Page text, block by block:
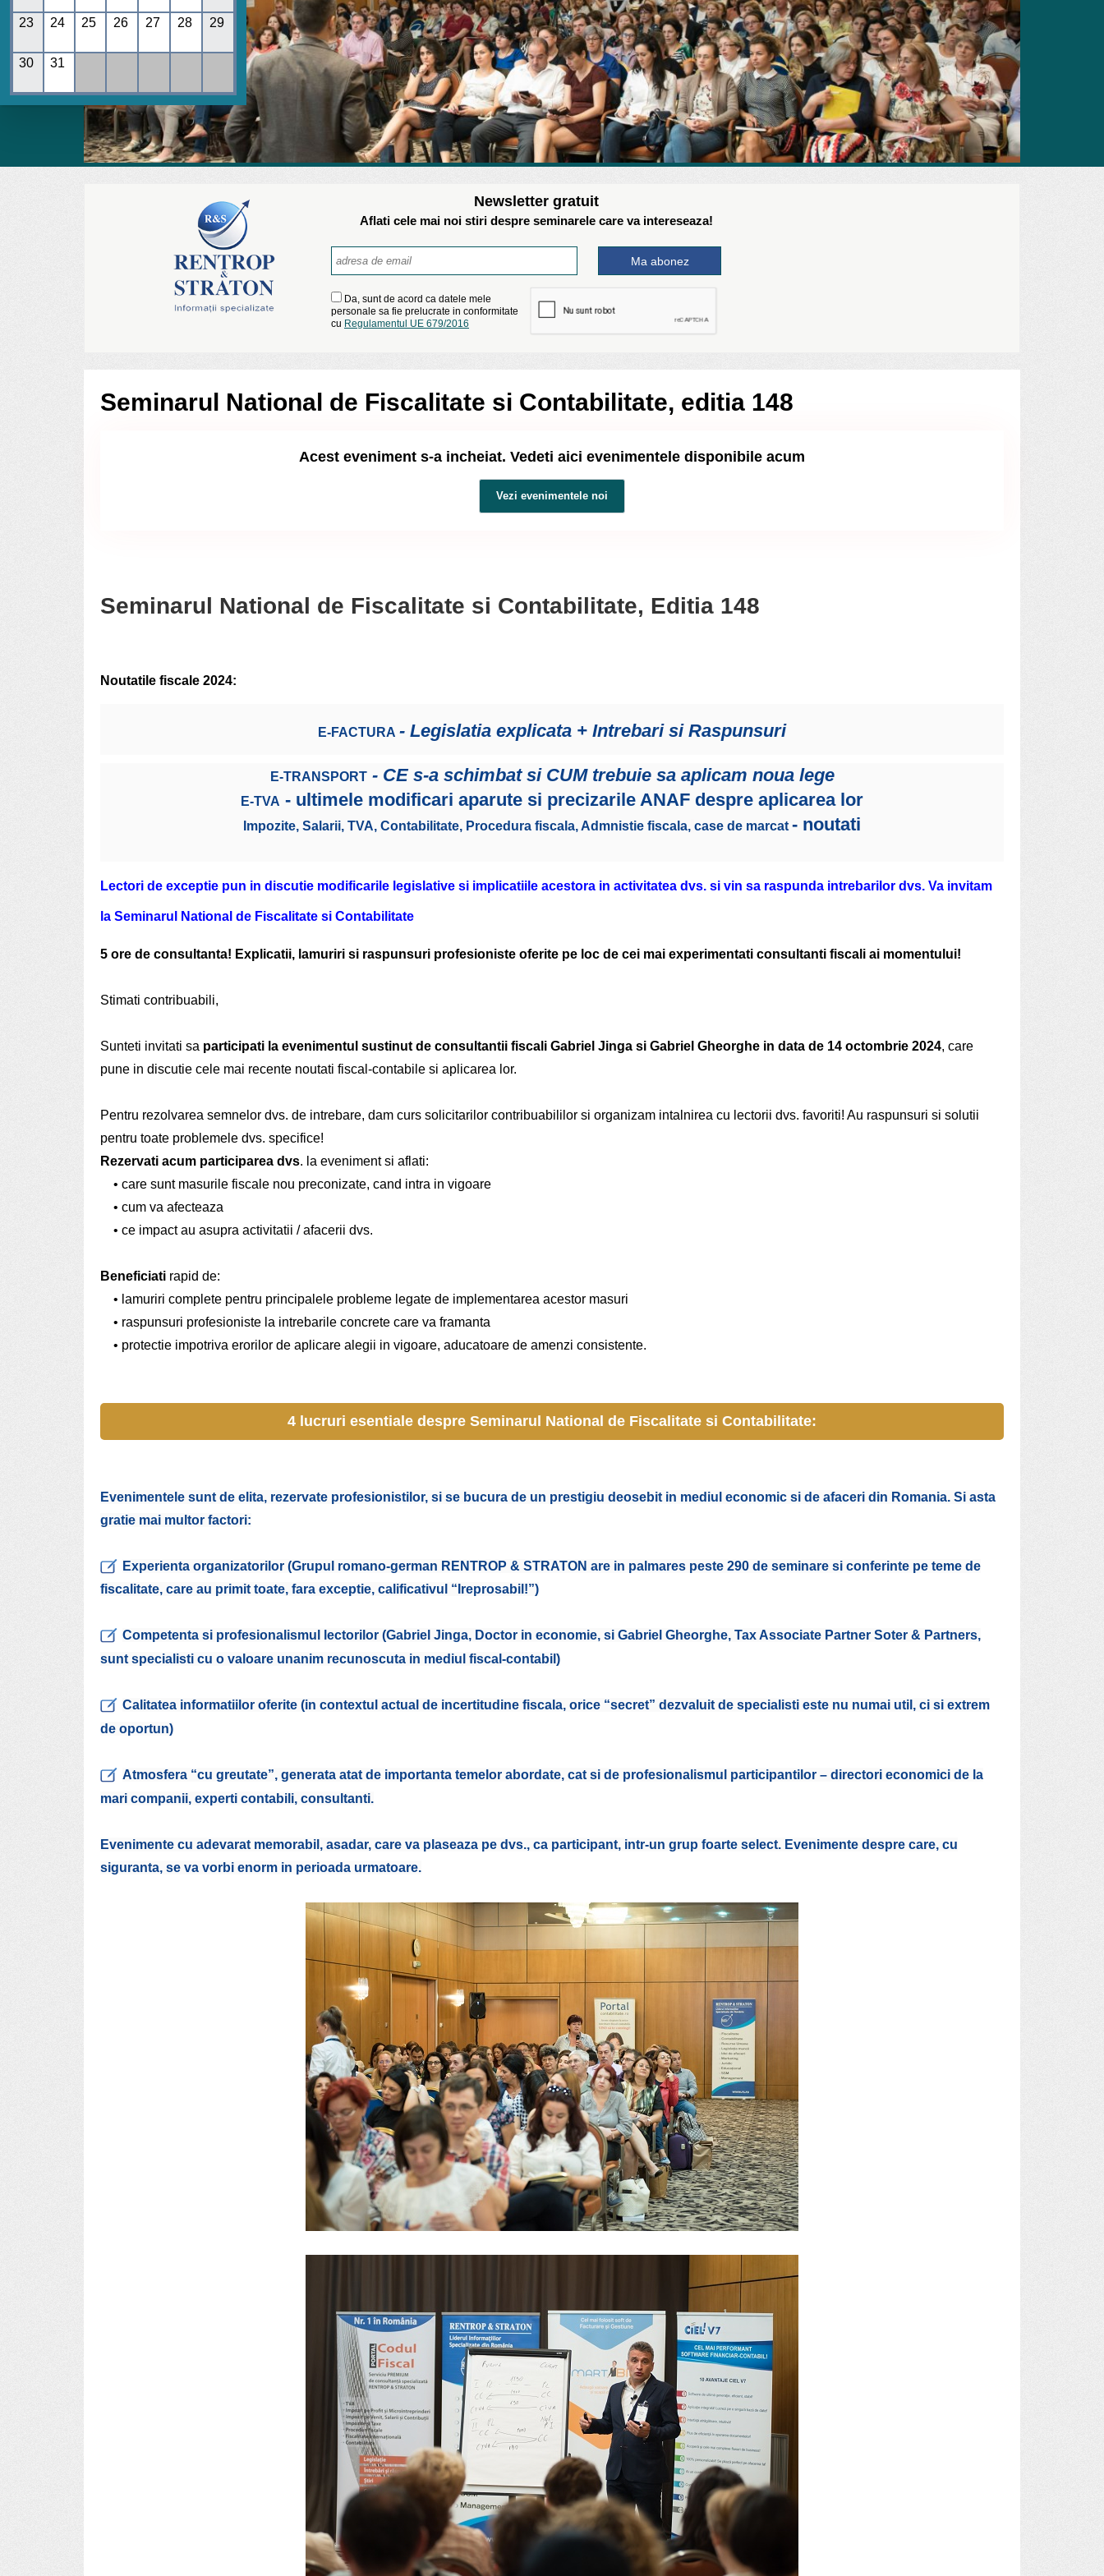
Newsletter gratuit
Aflati cele mai noi stiri despre seminarele care va intereseaza!
Da, sunt de acord ca datele mele
personale sa fie prelucrate in conformitate
cu Regulamentul UE 679/2016
Seminarul National de Fiscalitate si Contabilitate, editia 148
Acest eveniment s-a incheiat. Vedeti aici evenimentele disponibile acum
Vezi evenimentele noi
Seminarul National de Fiscalitate si Contabilitate, Editia 148
Noutatile fiscale 2024:
E-FACTURA - Legislatia explicata + Intrebari si Raspunsuri
E-TRANSPORT - CE s-a schimbat si CUM trebuie sa aplicam noua lege
E-TVA - ultimele modificari aparute si precizarile ANAF despre aplicarea lor
Impozite, Salarii, TVA, Contabilitate, Procedura fiscala, Admnistie fiscala, case de marcat - noutati
Lectori de exceptie pun in discutie modificarile legislative si implicatiile acestora in activitatea dvs. si vin sa raspunda intrebarilor dvs. Va invitam
la Seminarul National de Fiscalitate si Contabilitate
5 ore de consultanta! Explicatii, lamuriri si raspunsuri profesioniste oferite pe loc de cei mai experimentati consultanti fiscali ai momentului!
Stimati contribuabili,
Sunteti invitati sa participati la evenimentul sustinut de consultantii fiscali Gabriel Jinga si Gabriel Gheorghe in data de 14 octombrie 2024, care
pune in discutie cele mai recente noutati fiscal-contabile si aplicarea lor.
Pentru rezolvarea semnelor dvs. de intrebare, dam curs solicitarilor contribuabililor si organizam intalnirea cu lectorii dvs. favoriti! Au raspunsuri si solutii
pentru toate problemele dvs. specifice!
Rezervati acum participarea dvs. la eveniment si aflati:
• care sunt masurile fiscale nou preconizate, cand intra in vigoare
• cum va afecteaza
• ce impact au asupra activitatii / afacerii dvs.
Beneficiati rapid de:
• lamuriri complete pentru principalele probleme legate de implementarea acestor masuri
• raspunsuri profesioniste la intrebarile concrete care va framanta
• protectie impotriva erorilor de aplicare alegii in vigoare, aducatoare de amenzi consistente.
4 lucruri esentiale despre Seminarul National de Fiscalitate si Contabilitate:
Evenimentele sunt de elita, rezervate profesionistilor, si se bucura de un prestigiu deosebit in mediul economic si de afaceri din Romania. Si asta
gratie mai multor factori:
Experienta organizatorilor (Grupul romano-german RENTROP & STRATON are in palmares peste 290 de seminare si conferinte pe teme de
fiscalitate, care au primit toate, fara exceptie, calificativul “Ireprosabil!”)
Competenta si profesionalismul lectorilor (Gabriel Jinga, Doctor in economie, si Gabriel Gheorghe, Tax Associate Partner Soter & Partners,
sunt specialisti cu o valoare unanim recunoscuta in mediul fiscal-contabil)
Calitatea informatiilor oferite (in contextul actual de incertitudine fiscala, orice “secret” dezvaluit de specialisti este nu numai util, ci si extrem
de oportun)
Atmosfera “cu greutate”, generata atat de importanta temelor abordate, cat si de profesionalismul participantilor – directori economici de la
mari companii, experti contabili, consultanti.
Evenimente cu adevarat memorabil, asadar, care va plaseaza pe dvs., ca participant, intr-un grup foarte select. Evenimente despre care, cu
siguranta, se va vorbi enorm in perioada urmatoare.
23 24 25 26 27 28 29
30 31